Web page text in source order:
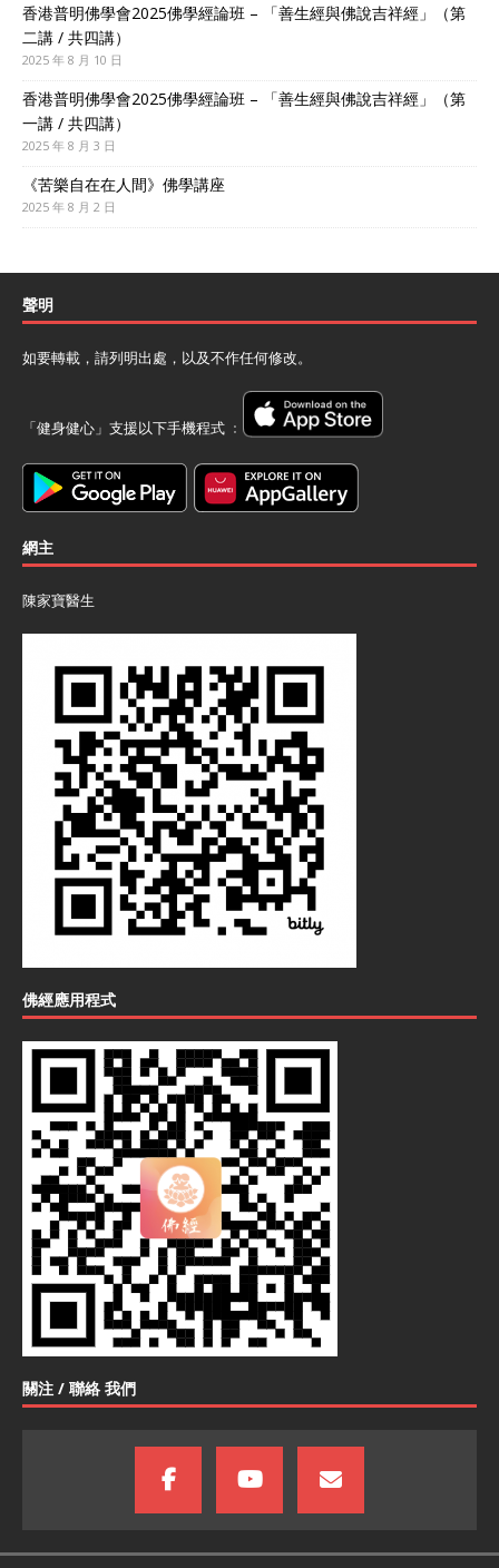
香港普明佛學會2025佛學經論班 – 「善生經與佛說吉祥經」（第
二講 / 共四講）
2025 年 8 月 10 日
香港普明佛學會2025佛學經論班 – 「善生經與佛說吉祥經」（第
一講 / 共四講）
2025 年 8 月 3 日
《苦樂自在在人間》佛學講座
2025 年 8 月 2 日
聲明
如要轉載，請列明出處，以及不作任何修改。
「健身健心」支援以下手機程式 ﹕
網主
陳家寶醫生
佛經應用程式
關注 / 聯絡 我們